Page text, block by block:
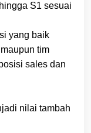
S1 sesuai
yang baik
tim
sales dan
nilai tambah